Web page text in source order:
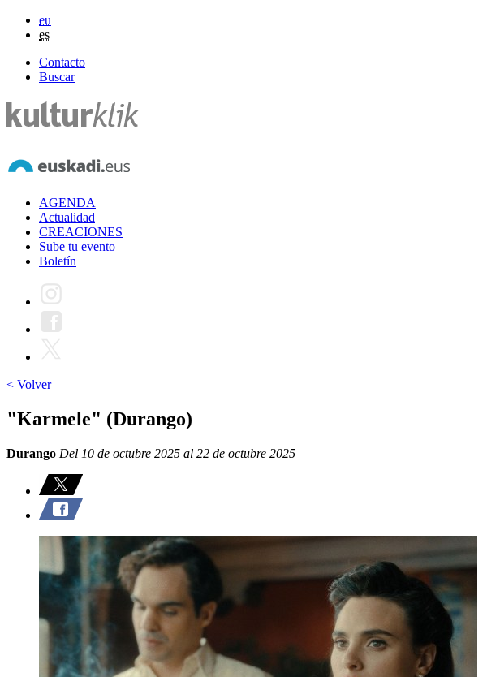
eu
es
Contacto
Buscar
AGENDA
Actualidad
CREACIONES
Sube tu evento
Boletín
< Volver
"Karmele" (Durango)
Durango Del 10 de octubre 2025 al 22 de octubre 2025